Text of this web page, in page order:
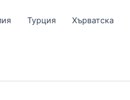
Турция Хърватска